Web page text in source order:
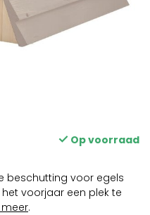
Op voorraad
beschutting voor egels
voorjaar een plek te
meer.